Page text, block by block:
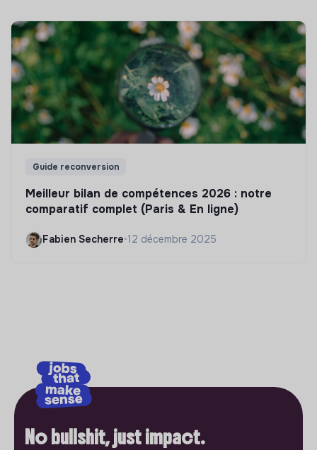
Guide reconversion
Meilleur bilan de compétences 2026 : notre
comparatif complet (Paris & En ligne)
Fabien Secherre•12 décembre 2025
No bullshit, just impact.